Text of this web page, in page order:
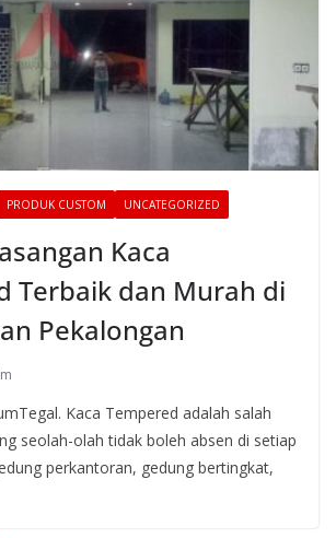
PRODUK CUSTOM UNCATEGORIZED
Kaca
Terbaik dan Murah di
Pekalongan
Kaca Tempered adalah salah
seolah-olah tidak boleh absen di setiap
perkantoran, gedung bertingkat,